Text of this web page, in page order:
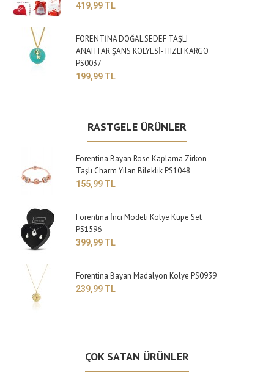
419,99 TL
FORENTİNA DOĞAL SEDEF TAŞLI
ANAHTAR ŞANS KOLYESİ- HIZLI KARGO
PS0037
199,99 TL
RASTGELE ÜRÜNLER
Forentina Bayan Rose Kaplama Zirkon
Taşlı Charm Yılan Bileklik PS1048
155,99 TL
Forentina İnci Modeli Kolye Küpe Set
PS1596
399,99 TL
Forentina Bayan Madalyon Kolye PS0939
239,99 TL
ÇOK SATAN ÜRÜNLER